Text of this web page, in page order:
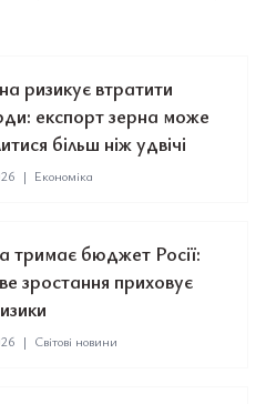
ризикує втратити
експорт зерна може
більш ніж удвічі
| Економіка
тримає бюджет Росії:
зростання приховує
| Світові новини